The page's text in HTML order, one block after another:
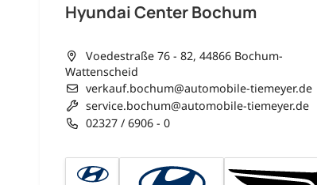
Hyundai Center Bochum
Voedestraße 76 - 82, 44866 Bochum-
Wattenscheid
verkauf.bochum@automobile-tiemeyer.de
service.bochum@automobile-tiemeyer.de
02327 / 6906 - 0